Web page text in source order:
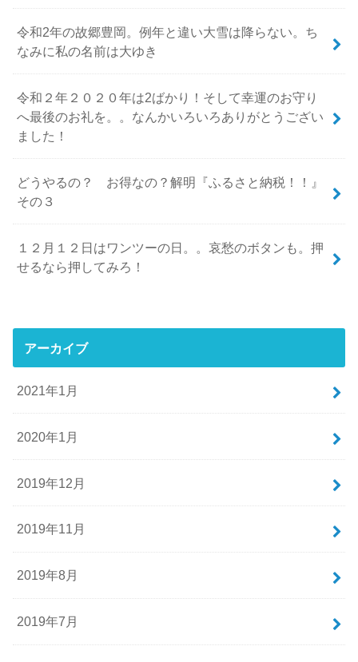
令和2年の故郷豊岡。例年と違い大雪は降らない。ち
なみに私の名前は大ゆき
令和２年２０２０年は2ばかり！そして幸運のお守り
へ最後のお礼を。。なんかいろいろありがとうござい
ました！
どうやるの？ お得なの？解明『ふるさと納税！！』
その３
１２月１２日はワンツーの日。。哀愁のボタンも。押
せるなら押してみろ！
アーカイブ
2021年1月
2020年1月
2019年12月
2019年11月
2019年8月
2019年7月